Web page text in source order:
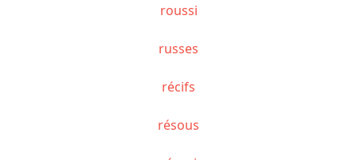
roussi
russes
récifs
résous